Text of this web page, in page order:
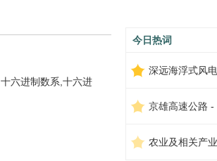
十六进制数系,十六进
今日热词